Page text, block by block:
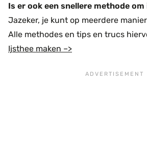
Is er ook een snellere methode
Jazeker, je kunt op meerdere
Alle methodes en tips en trucs
Ijsthee maken –>